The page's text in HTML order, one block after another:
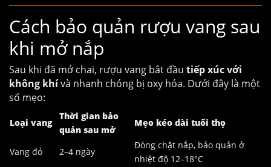
Cách bảo quản rượu vang sau
khi mở nắp
Sau khi đã mở chai, rượu vang bắt đầu tiếp xúc với
không khívà nhanh chóng bị oxy hóa. Dưới đây là một
số mẹo:
Loại vang
Thời gian bảo
quản sau mở
Mẹo kéo dài tuổi thọ
Vang đỏ 2–4 ngày
Đóng chặt nắp, bảo quản ở
nhiệt độ 12–18°C